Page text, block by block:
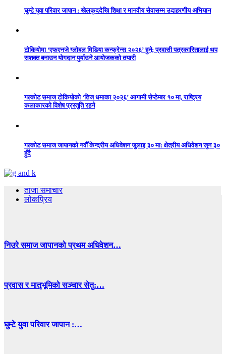
घुम्टे युवा परिवार जापान : खेलकुददेखि शिक्षा र मानवीय सेवासम्म उदाहरणीय अभियान
टोकियोमा ‘एफएनजे ग्लोबल मिडिया कन्फ्रेन्स २०२६’ हुने; प्रवासी पत्रकारितालाई थप
सशक्त बनाउन योगदान पुर्याउने आयोजकको तयारी
गल्कोट समाज टोकियोको ‘तिज धमाका २०२६’ आगामी सेप्टेम्बर १० मा, राष्ट्रिय
कलाकारको विशेष प्रस्तुति रहने
गल्कोट समाज जापानको नवौँ केन्द्रीय अधिवेशन जुलाइ ३० मा: क्षेत्रीय अधिवेशन जुन ३०
हुँदै
ताजा समाचार
लोकप्रिय
निउरे समाज जापानको प्रथम अधिवेशन…
प्रवास र मातृभूमिको सञ्चार सेतु:…
घुम्टे युवा परिवार जापान :…